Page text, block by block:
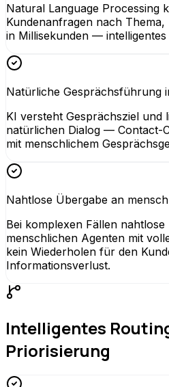
Natural Language Processing
Kundenanfragen nach
in Millisekunden —
Natürliche Gesprächsführung
KI versteht Gesprächsziel und
natürlichen Dialog — Contact-
mit menschlichem
Nahtlose Übergabe an
Bei komplexen Fällen
menschlichen Agenten mit
kein Wiederholen für den
Informationsverlust.
Intelligentes
Priorisierung